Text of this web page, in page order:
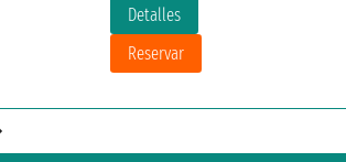
Detalles
Reservar